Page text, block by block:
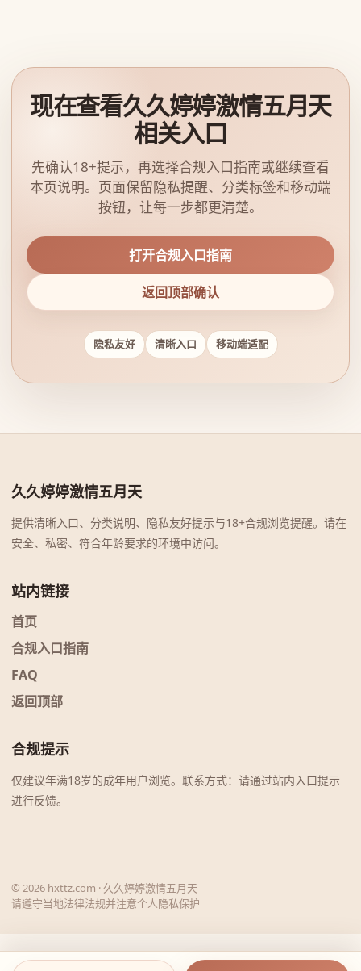
现在查看久久婷婷激情五月天
相关入口
先确认18+提示，再选择合规入口指南或继续查看
本页说明。页面保留隐私提醒、分类标签和移动端
按钮，让每一步都更清楚。
打开合规入口指南
返回顶部确认
隐私友好 清晰入口 移动端适配
久久婷婷激情五月天
提供清晰入口、分类说明、隐私友好提示与18+合规浏览提醒。请在
安全、私密、符合年龄要求的环境中访问。
站内链接
首页
合规入口指南
FAQ
返回顶部
合规提示
仅建议年满18岁的成年用户浏览。联系方式：请通过站内入口提示
进行反馈。
© 2026 hxttz.com · 久久婷婷激情五月天
请遵守当地法律法规并注意个人隐私保护